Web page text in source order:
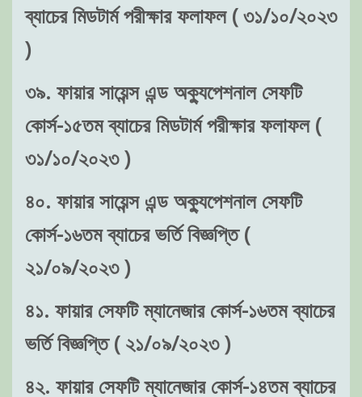
ব্যাচের মিডটার্ম পরীক্ষার ফলাফল ( ৩১/১০/২০২৩
)
৩৯. ফায়ার সায়েন্স এন্ড অক্যুপেশনাল সেফটি
কোর্স-১৫তম ব্যাচের মিডটার্ম পরীক্ষার ফলাফল (
৩১/১০/২০২৩ )
৪০. ফায়ার সায়েন্স এন্ড অক্যুপেশনাল সেফটি
কোর্স-১৬তম ব্যাচের ভর্তি বিজ্ঞপ্তি (
২১/০৯/২০২৩ )
৪১. ফায়ার সেফটি ম্যানেজার কোর্স-১৬তম ব্যাচের
ভর্তি বিজ্ঞপ্তি ( ২১/০৯/২০২৩ )
৪২. ফায়ার সেফটি ম্যানেজার কোর্স-১৪তম ব্যাচের